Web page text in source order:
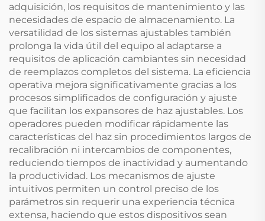
adquisición, los requisitos de mantenimiento y las
necesidades de espacio de almacenamiento. La
versatilidad de los sistemas ajustables también
prolonga la vida útil del equipo al adaptarse a
requisitos de aplicación cambiantes sin necesidad
de reemplazos completos del sistema. La eficiencia
operativa mejora significativamente gracias a los
procesos simplificados de configuración y ajuste
que facilitan los expansores de haz ajustables. Los
operadores pueden modificar rápidamente las
características del haz sin procedimientos largos de
recalibración ni intercambios de componentes,
reduciendo tiempos de inactividad y aumentando
la productividad. Los mecanismos de ajuste
intuitivos permiten un control preciso de los
parámetros sin requerir una experiencia técnica
extensa, haciendo que estos dispositivos sean